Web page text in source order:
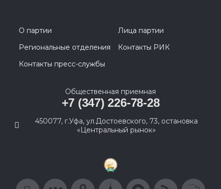
О партии
Лица партии
Региональные отделения
Контакты РИК
Контакты пресс-службы
Общественная приемная
+7 (347) 226-78-28
450077, г.Уфа, ул.Достоевского, 73, остановка
«Центральный рынок»